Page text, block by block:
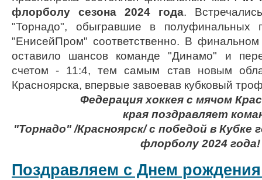
флорболу сезона 2024 года.
"Торнадо", обыгравшие в полуфинальных
"ЕнисейПром" соответственно. В
оставило шансов команде "Динамо" и
счетом - 11:4, тем самым став новым
Красноярска, впервые завоевав кубковый
Федерация хоккея с мячом
края поздравляет
"Торнадо" /Красноярск/с победой в Кубке
флорболу 2024 года!
Поздравляем с Днем